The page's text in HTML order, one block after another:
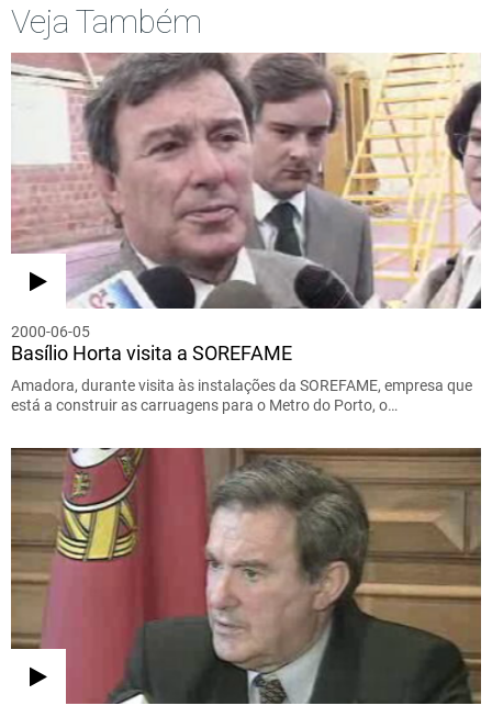
Veja Também
2000-06-05
Basílio Horta visita a SOREFAME
Amadora, durante visita às instalações da SOREFAME, empresa que
está a construir as carruagens para o Metro do Porto, o…